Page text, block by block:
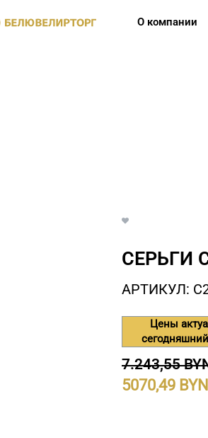
О компании
СЕРЬГИ
АРТИКУЛ:
Цены
7.243,55
5070,49